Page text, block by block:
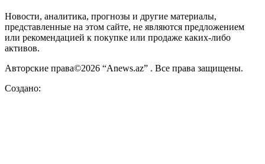
Новости, аналитика, прогнозы и другие материалы,
представленные на этом сайте, не являются предложением
или рекомендацией к покупке или продаже каких-либо
активов.
Авторские права©2026 “Anews.az” . Все права защищены.
Создано: